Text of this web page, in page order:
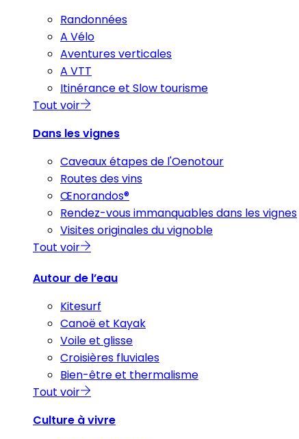
Randonnées
A Vélo
Aventures verticales
A VTT
Itinérance et Slow tourisme
Tout voir
Dans les vignes
Caveaux étapes de l'Oenotour
Routes des vins
Œnorandos®
Rendez-vous immanquables dans les vignes
Visites originales du vignoble
Tout voir
Autour de l’eau
Kitesurf
Canoë et Kayak
Voile et glisse
Croisières fluviales
Bien-être et thermalisme
Tout voir
Culture à vivre